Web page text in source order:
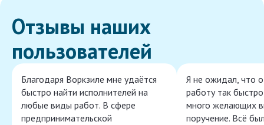
Отзывы наших
пользователей
Благодаря Воркзиле мне удаётся
быстро найти исполнителей на
любые виды работ. В сфере
предпринимательской
Я не ожидал, что
работу так
много желающих
поручение. Всё